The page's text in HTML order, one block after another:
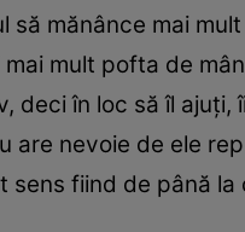
să mănânce mai
mult pofta de
deci în loc să îl
are nevoie de ele
sens fiind de până la